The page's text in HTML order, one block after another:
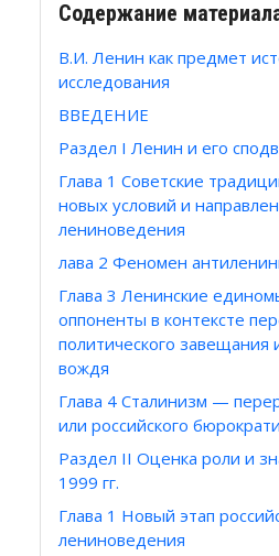
Содержание
В.И. Ленин как предмет
исследования
ВВЕДЕНИЕ
Раздел I Ленин и его
Глава 1 Советские
новых условий и
лениноведения
лава 2 Феномен
Глава 3 Ленинские
оппоненты в контексте
политического завещания
вождя
Глава 4 Сталинизм —
или российского
Раздел II Оценка роли и
1999 гг.
Глава 1 Новый этап
лениноведения